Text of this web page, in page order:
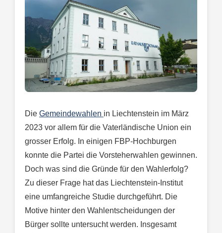
Die Gemeindewahlen in Liechtenstein im März
2023 vor allem für die Vaterländische Union ein
grosser Erfolg. In einigen FBP-Hochburgen
konnte die Partei die Vorsteherwahlen gewinnen.
Doch was sind die Gründe für den Wahlerfolg?
Zu dieser Frage hat das Liechtenstein-Institut
eine umfangreiche Studie durchgeführt. Die
Motive hinter den Wahlentscheidungen der
Bürger sollte untersucht werden. Insgesamt